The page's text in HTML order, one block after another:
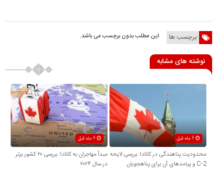
برچسب ها این مطلب بدون برچسب می باشد.
نوشته های مشابه
6 ماه قبل
محدودیت پناهندگی در کانادا: بررسی لایحه
C-2 و پیامدهای آن برای پناهجویان
مبدأ مهاجران به کانادا: بررسی ۲۰ کشور برتر
در سال ۲۰۲۴